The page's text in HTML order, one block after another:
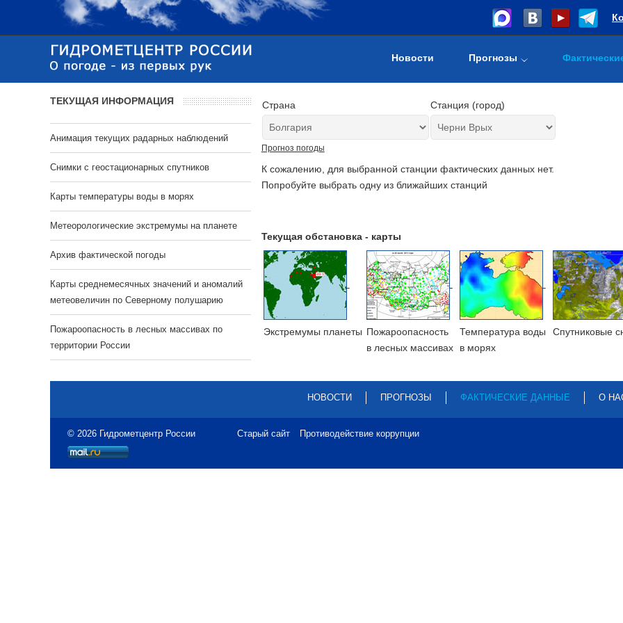
Новости Прогнозы
Страна Станция (город)
Прогноз погоды
К сожалению, для выбранной станции фактических данных нет.
Попробуйте выбрать одну из ближайших станций
Текущая обстановка - карты
Экстремумы планеты Пожароопасность
в лесных массивах
Температура воды
в морях
Cпутниковые
ТЕКУЩАЯ ИНФОРМАЦИЯ
Анимация текущих радарных наблюдений
Cнимки с геостационарных спутников
Карты температуры воды в морях
Метеорологические экстремумы на планете
Архив фактической погоды
Карты среднемесячных значений и аномалий
метеовеличин по Северному полушарию
Пожароопасность в лесных массивах по
территории России
НОВОСТИ ПРОГНОЗЫ ФАКТИЧЕСКИЕ ДАННЫЕ О
© 2026 Гидрометцентр России Старый сайт Противодействие коррупции